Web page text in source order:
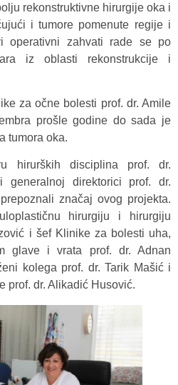
rekonstruktivne hirurgije oka i
i tumore pomenute regije i
operativni zahvati rade se po
iz oblasti rekonstrukcije i
za očne bolesti prof. dr. Amile
prošle godine do sada je
tumora oka.
hirurških disciplina prof. dr.
generalnoj direktorici prof. dr.
značaj ovog projekta.
hirurgiju i hirurgiju
i šef Klinike za bolesti uha,
glave i vrata prof. dr. Adnan
kolega prof. dr. Tarik Mašić i
prof. dr. Alikadić Husović.